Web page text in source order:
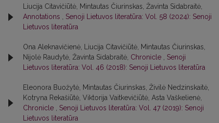
Liucija Citavičiūtė, Mintautas Čiurinskas, Žavinta Sidabraitė,
Annotations , Senoji Lietuvos literatūra: Vol. 58 (2024): Senoji
Lietuvos literatūra
Ona Aleknavičienė, Liucija Citavičiūtė, Mintautas Čiurinskas,
Nijolė Raudytė, Žavinta Sidabraitė, Chronicle , Senoji
Lietuvos literatūra: Vol. 46 (2018): Senoji Lietuvos literatūra
Eleonora Buožytė, Mintautas Čiurinskas, Živilė Nedzinskaitė,
Kotryna Rekašiūtė, Viktorija Vaitkevičiūtė, Asta Vaškelienė,
Chronicle , Senoji Lietuvos literatūra: Vol. 47 (2019): Senoji
Lietuvos literatūra